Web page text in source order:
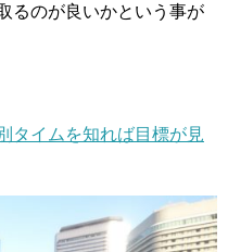
るのが良いかという事が
タイムを知れば目標が見